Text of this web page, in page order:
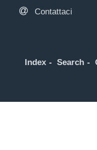
Contattaci
Index Search